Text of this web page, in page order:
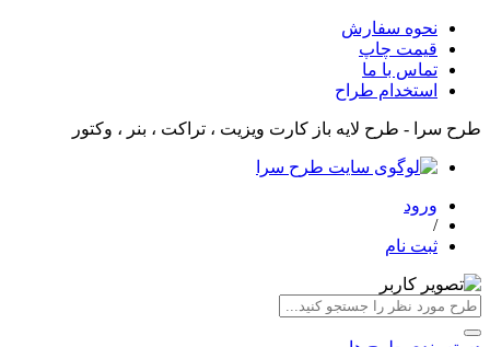
نحوه سفارش
قیمت چاپ
تماس با ما
استخدام طراح
طرح سرا - طرح لایه باز کارت ویزیت ، تراکت ، بنر ، وکتور
ورود
/
ثبت نام